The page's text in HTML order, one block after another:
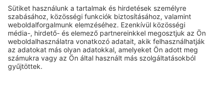
> Hungarocell hőszigetelés
Hőszigetelési tanácsok, blog
Adatkezelési tájékoztató